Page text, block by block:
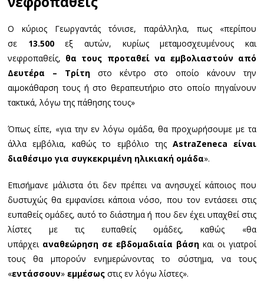
Ο κύριος Γεωργαντάς τόνισε, παράλληλα, πως «περίπου
σε 13.500εξ αυτών, κυρίως μεταμοσχευμένους και
νεφροπαθείς, θα τους προταθεί να εμβολιαστούν από
Δευτέρα – Τρίτη στο κέντρο στο οποίο κάνουν την
αιμοκάθαρση τους ή στο θεραπευτήριο στο οποίο πηγαίνουν
τακτικά, λόγω της πάθησης τους»
Όπως είπε, «για την εν λόγω ομάδα, θα προχωρήσουμε με τα
άλλα εμβόλια, καθώς το εμβόλιο της AstraZeneca είναι
διαθέσιμο για συγκεκριμένη ηλικιακή ομάδα».
Επισήμανε μάλιστα ότι δεν πρέπει να ανησυχεί κάποιος που
δυστυχώς θα εμφανίσει κάποια νόσο, που τον εντάσεει στις
ευπαθείς ομάδες, αυτό το διάστημα ή που δεν έχει υπαχθεί στις
λίστες με τις ευπαθείς ομάδες, καθώς «θα
υπάρχει αναθεώρηση σε εβδομαδιαία βάσηκαι οι γιατροί
τους θα μπορούν ενημερώνοντας το σύστημα, να τους
«εντάσσουν»εμμέσως στις εν λόγω λίστες».